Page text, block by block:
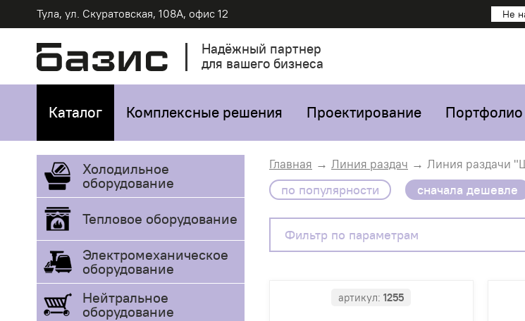
Тула, ул. Скуратовская, 108А, офис 12 Не
Надёжный партнер
для вашего бизнеса
Каталог Комплексные решения Проектирование Портфолио
Холодильное
оборудование
Тепловое оборудование
Электромеханическое
оборудование
Нейтральное
оборудование
Главная Линия раздач Линия раздачи
по популярности сначала дешевле
Фильтр по параметрам
артикул:1255